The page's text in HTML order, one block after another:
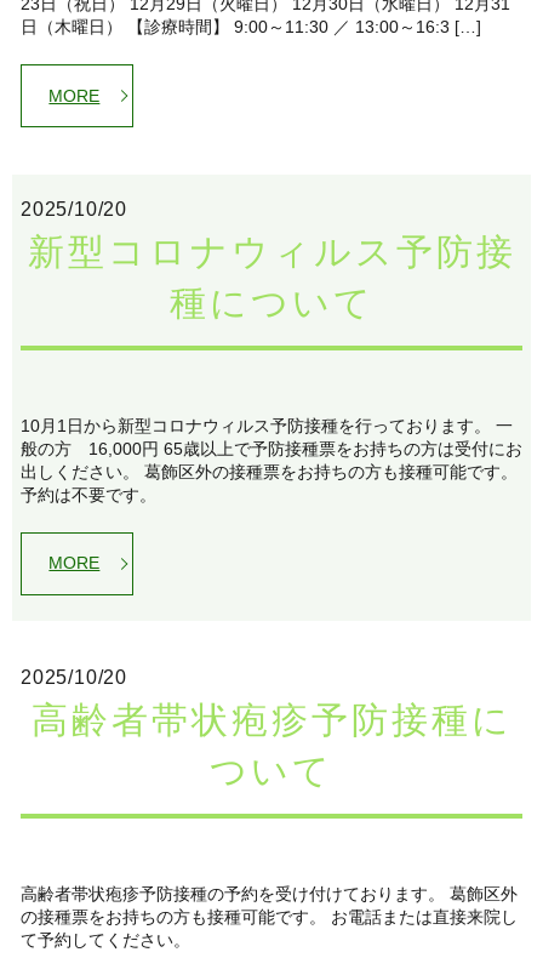
23日（祝日） 12月29日（火曜日） 12月30日（水曜日） 12月31
日（木曜日） 【診療時間】 9:00～11:30 ／ 13:00～16:3 […]
MORE
2025/10/20
新型コロナウィルス予防接
種について
10月1日から新型コロナウィルス予防接種を行っております。 一
般の方 16,000円 65歳以上で予防接種票をお持ちの方は受付にお
出しください。 葛飾区外の接種票をお持ちの方も接種可能です。
予約は不要です。
MORE
2025/10/20
高齢者帯状疱疹予防接種に
ついて
高齢者帯状疱疹予防接種の予約を受け付けております。 葛飾区外
の接種票をお持ちの方も接種可能です。 お電話または直接来院し
て予約してください。